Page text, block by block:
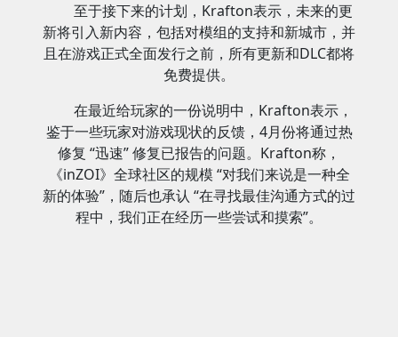
至于接下来的计划，Krafton表示，未来的更
新将引入新内容，包括对模组的支持和新城市，并
且在游戏正式全面发行之前，所有更新和DLC都将
免费提供。
在最近给玩家的一份说明中，Krafton表示，
鉴于一些玩家对游戏现状的反馈，4月份将通过热
修复 “迅速” 修复已报告的问题。Krafton称，
《inZOI》全球社区的规模 “对我们来说是一种全
新的体验”，随后也承认 “在寻找最佳沟通方式的过
程中，我们正在经历一些尝试和摸索”。